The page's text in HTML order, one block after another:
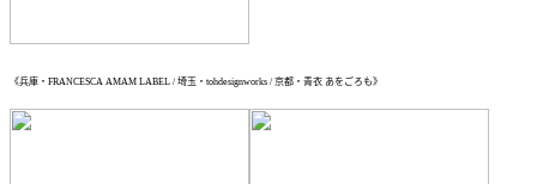
《兵庫・FRANCESCA AMAM LABEL / 埼玉・tohdesignworks / 京都・青衣 あをごろも》